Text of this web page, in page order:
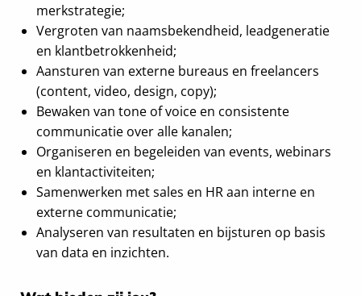
merkstrategie;
Vergroten van naamsbekendheid, leadgeneratie
en klantbetrokkenheid;
Aansturen van externe bureaus en freelancers
(content, video, design, copy);
Bewaken van tone of voice en consistente
communicatie over alle kanalen;
Organiseren en begeleiden van events, webinars
en klantactiviteiten;
Samenwerken met sales en HR aan interne en
externe communicatie;
Analyseren van resultaten en bijsturen op basis
van data en inzichten.